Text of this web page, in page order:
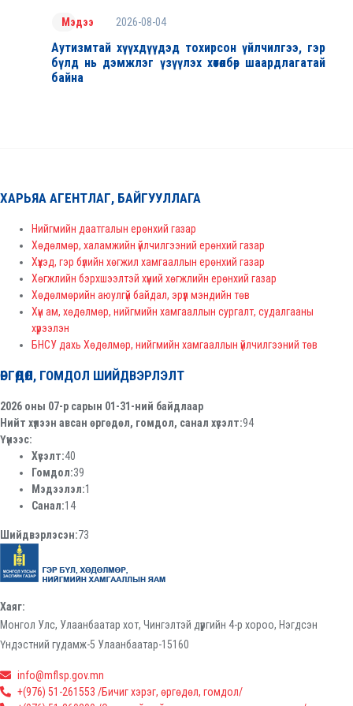
Мэдээ 2026-08-04
Аутизмтай хүүхдүүдэд тохирсон үйлчилгээ, гэр
бүлд нь дэмжлэг үзүүлэх хөтөлбөр шаардлагатай
байна
ХАРЬЯА АГЕНТЛАГ, БАЙГУУЛЛАГА
Нийгмийн даатгалын ерөнхий газар
Хөдөлмөр, халамжийн үйлчилгээний ерөнхий газар
Хүүхэд, гэр бүлийн хөгжил хамгааллын ерөнхий газар
Хөгжлийн бэрхшээлтэй хүний хөгжлийн ерөнхий газар
Хөдөлмөрийн аюулгүй байдал, эрүүл мэндийн төв
Хүн ам, хөдөлмөр, нийгмийн хамгааллын сургалт, судалгааны
хүрээлэн
БНСУ дахь Хөдөлмөр, нийгмийн хамгааллын үйлчилгээний төв
ӨРГӨДӨЛ, ГОМДОЛ ШИЙДВЭРЛЭЛТ
2026 оны 07-р сарын 01-31-ний байдлаар
Нийт хүлээн авсан өргөдөл, гомдол, санал хүсэлт:94
Үүнээс:
Хүсэлт:40
Гомдол:39
Мэдээлэл:1
Санал:14
Шийдвэрлэсэн:73
Хаяг:
Монгол Улс, Улаанбаатар хот, Чингэлтэй дүүргийн 4-р хороо, Нэгдсэн
Үндэстний гудамж-5 Улаанбаатар-15160
info@mflsp.gov.mn
+(976) 51-261553 /Бичиг хэрэг, өргөдөл, гомдол/